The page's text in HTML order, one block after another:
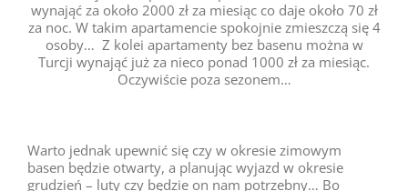
wynająć za około 2000 zł za miesiąc co daje około 70 zł
za noc. W takim apartamencie spokojnie zmieszczą się 4
osoby… Z kolei apartamenty bez basenu można w
Turcji wynająć już za nieco ponad 1000 zł za miesiąc.
Oczywiście poza sezonem…
Warto jednak upewnić się czy w okresie zimowym
basen będzie otwarty, a planując wyjazd w okresie
grudzień – luty czy będzie on nam potrzebny… Bo